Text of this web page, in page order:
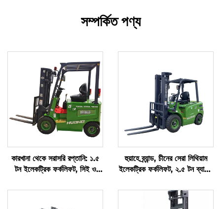
সম্পর্কিত পণ্য
কারখানা থেকে সরাসরি রপ্তানি: ১.৫
টন ইলেকট্রিক ফর্কলিফট, সিই ও
চালিত, সমস্ত প্রকার ভূভাগে
হুয়াহে ব্র্যান্ড, চীনের সেরা লিথিয়াম
ইলেকট্রিক ফর্কলিফট, ২.৫ টন ব্যাটারি